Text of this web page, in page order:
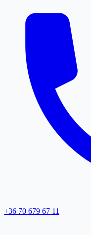
+36 70 679 67 11